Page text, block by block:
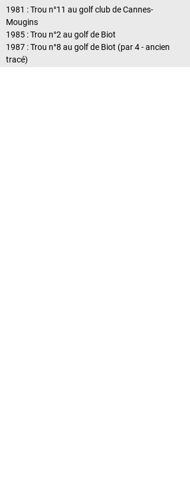
1981 : Trou n°11 au golf club de Cannes-
Mougins
1985 : Trou n°2 au golf de Biot
1987 : Trou n°8 au golf de Biot (par 4 - ancien
tracé)